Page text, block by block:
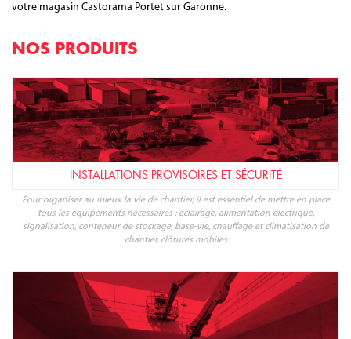
votre magasin Castorama Portet sur Garonne.
NOS PRODUITS
INSTALLATIONS PROVISOIRES ET SÉCURITÉ
Pour organiser au mieux la vie de chantier, il est essentiel de mettre en place
tous les équipements nécessaires : éclairage, alimentation électrique,
signalisation, conteneur de stockage, base-vie, chauffage et climatisation de
chantier, clôtures mobiles